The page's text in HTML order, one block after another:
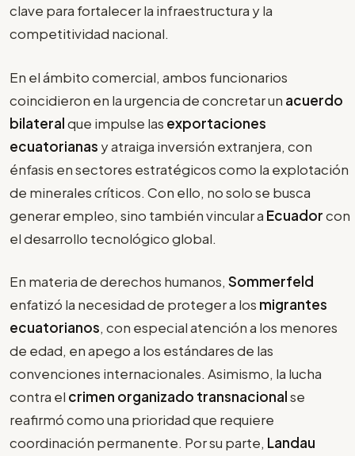
clave para fortalecer la infraestructura y la
competitividad nacional.
En el ámbito comercial, ambos funcionarios
coincidieron en la urgencia de concretar un acuerdo
bilateralque impulse las exportaciones
ecuatorianas y atraiga inversión extranjera, con
énfasis en sectores estratégicos como la explotación
de minerales críticos. Con ello, no solo se busca
generar empleo, sino también vincular a Ecuadorcon
el desarrollo tecnológico global.
En materia de derechos humanos, Sommerfeld
enfatizó la necesidad de proteger a los migrantes
ecuatorianos, con especial atención a los menores
de edad, en apego a los estándares de las
convenciones internacionales. Asimismo, la lucha
contra el crimen organizado transnacionalse
reafirmó como una prioridad que requiere
coordinación permanente. Por su parte, Landau